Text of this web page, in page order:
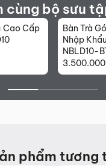
cùng bộ sưu
Cao Cấp
Bàn Trà
Nhập
NBLD10-
3.500.000
phẩm tương